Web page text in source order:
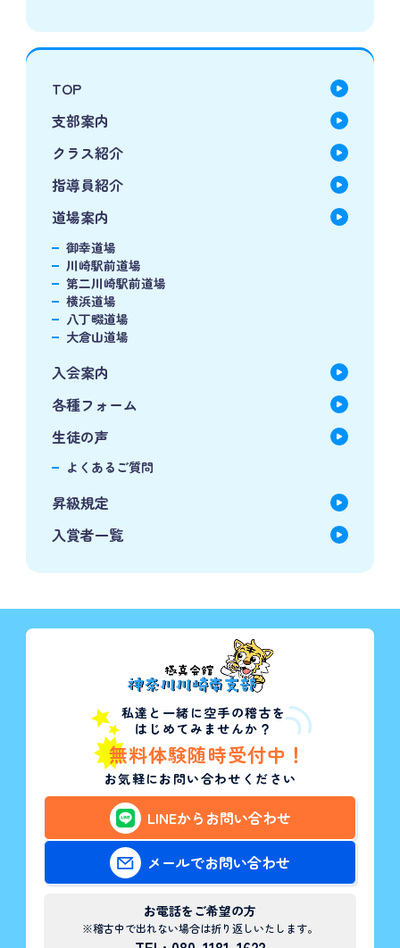
TOP
支部案内
クラス紹介
指導員紹介
道場案内
御幸道場
川崎駅前道場
第二川崎駅前道場
横浜道場
八丁畷道場
大倉山道場
入会案内
各種フォーム
生徒の声
よくあるご質問
昇級規定
入賞者一覧
私達と一緒に空手の稽古を
はじめてみませんか？
無料体験随時受付中！
お気軽にお問い合わせください
LINEからお問い合わせ
メールでお問い合わせ
お電話をご希望の方
※稽古中で出れない場合は折り返しいたします。